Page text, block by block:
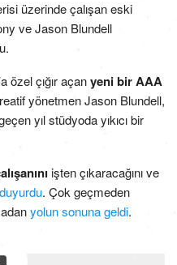
üzerinde çalışan eski
ve Jason Blundell
özel çığır açanyeni bir AAA
yönetmen Jason Blundell,
yıl stüdyoda yıkıcı bir
işten çıkaracağını ve
duyurdu. Çok geçmeden
yolun sonuna geldi.